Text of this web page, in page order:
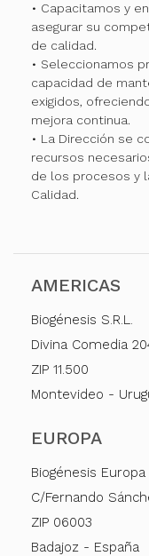
• Capacitamos y
asegurar su
de calidad.
• Seleccionamos
capacidad de
exigidos,
mejora continua.
• La Dirección se
recursos
de los procesos y
Calidad.
AMERICAS
Biogénesis S.R.L.
Divina Comedia
ZIP 11.500
Montevideo -
EUROPA
Biogénesis Europa
C/Fernando
ZIP 06003
Badajoz - España